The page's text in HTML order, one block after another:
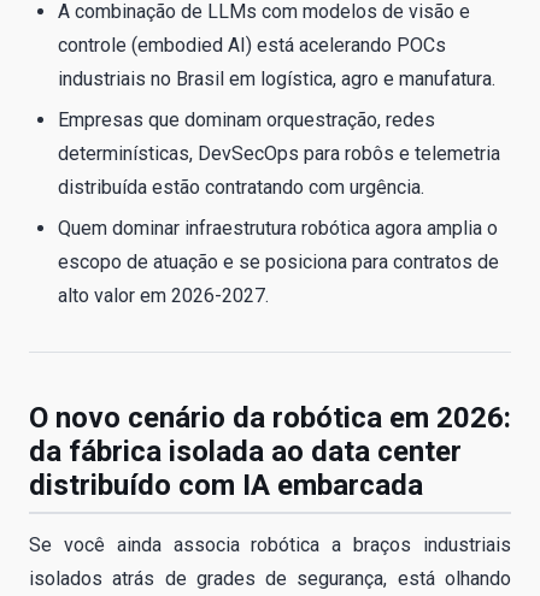
A combinação de LLMs com modelos de visão e
controle (embodied AI) está acelerando POCs
industriais no Brasil em logística, agro e manufatura.
Empresas que dominam orquestração, redes
determinísticas, DevSecOps para robôs e telemetria
distribuída estão contratando com urgência.
Quem dominar infraestrutura robótica agora amplia o
escopo de atuação e se posiciona para contratos de
alto valor em 2026-2027.
O novo cenário da robótica em 2026:
da fábrica isolada ao data center
distribuído com IA embarcada
Se você ainda associa robótica a braços industriais
isolados atrás de grades de segurança, está olhando